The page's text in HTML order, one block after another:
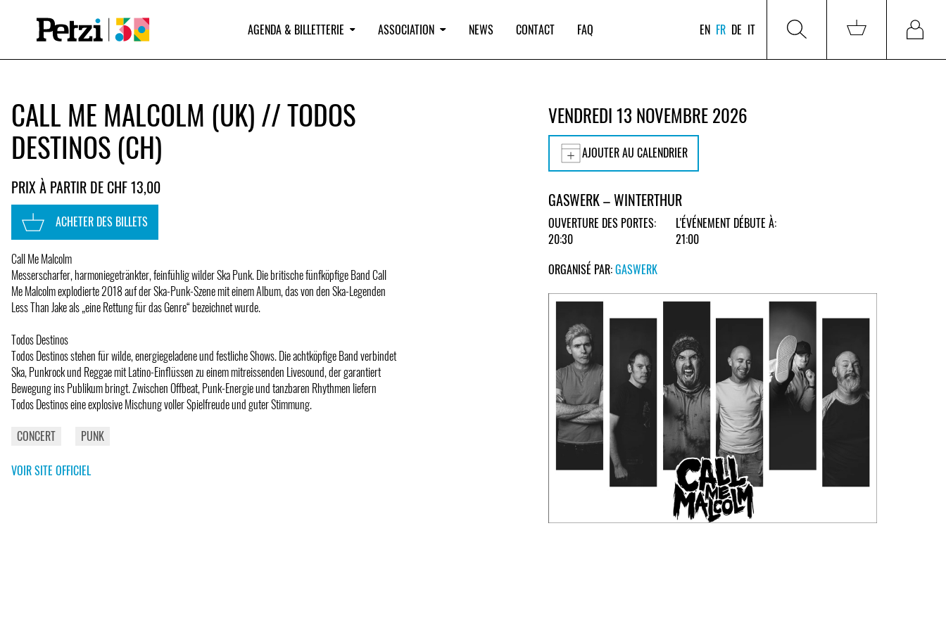
AGENDA & BILLETTERIE ASSOCIATION NEWS CONTACT FAQ EN FR DE IT
CALL ME MALCOLM (UK) // TODOS
DESTINOS (CH)
PRIX À PARTIR DE CHF 13,00
ACHETER DES BILLETS
Call Me Malcolm
Messerscharfer, harmoniegetränkter, feinfühlig wilder Ska Punk. Die britische fünfköpfige Band Call
Me Malcolm explodierte 2018 auf der Ska-Punk-Szene mit einem Album, das von den Ska-Legenden
Less Than Jake als „eine Rettung für das Genre“ bezeichnet wurde.
Todos Destinos
Todos Destinos stehen für wilde, energiegeladene und festliche Shows. Die achtköpfige Band verbindet
Ska, Punkrock und Reggae mit Latino-Einflüssen zu einem mitreissenden Livesound, der garantiert
Bewegung ins Publikum bringt. Zwischen Offbeat, Punk-Energie und tanzbaren Rhythmen liefern
Todos Destinos eine explosive Mischung voller Spielfreude und guter Stimmung.
CONCERT
PUNK
VOIR SITE OFFICIEL
VENDREDI 13 NOVEMBRE 2026
AJOUTER AU CALENDRIER
GASWERK – WINTERTHUR
OUVERTURE DES PORTES:
20:30
L'ÉVÉNEMENT DÉBUTE À:
21:00
ORGANISÉ PAR:GASWERK